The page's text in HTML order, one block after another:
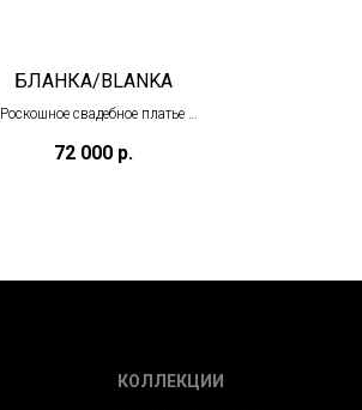
БЛАНКА/BLANKA
Роскошное свадебное платье
72 000 р.
КОЛЛЕКЦИИ